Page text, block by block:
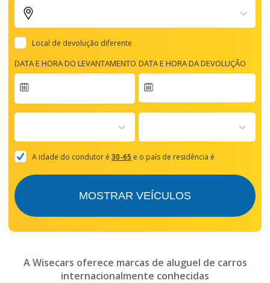
Local de devolução diferente
DATA E HORA DO LEVANTAMENTO
forward
with
the
and
mark
DATA E HORA DA DEVOLUÇÃO
A idade do condutor é 30-65 e o país de residência é
MOSTRAR VEÍCULOS
A Wisecars oferece marcas de aluguel de carros
internacionalmente conhecidas